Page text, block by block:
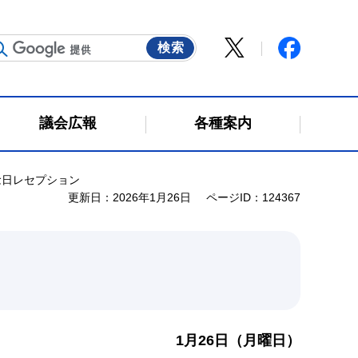
議会広報 各種案内
レセプション
更新日：2026年1月26日
ページID：124367
1月26日（月曜日）